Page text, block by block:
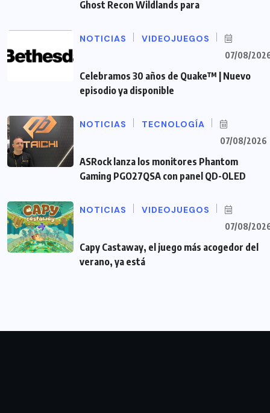
Ghost Recon Wildlands para
NOTICIAS VIDEOJUEGOS
07/08/
Celebramos 30 años de Quake™ | Nuevo
episodio ya disponible
NOTICIAS TECNOLOGÍA
07/08/2026
ASRock lanza los monitores Phantom
Gaming PGO27QSA con panel QD-OLED
NOTICIAS VIDEOJUEGOS
07/08/
Capy Castaway, el juego más acogedor del
verano, ya está